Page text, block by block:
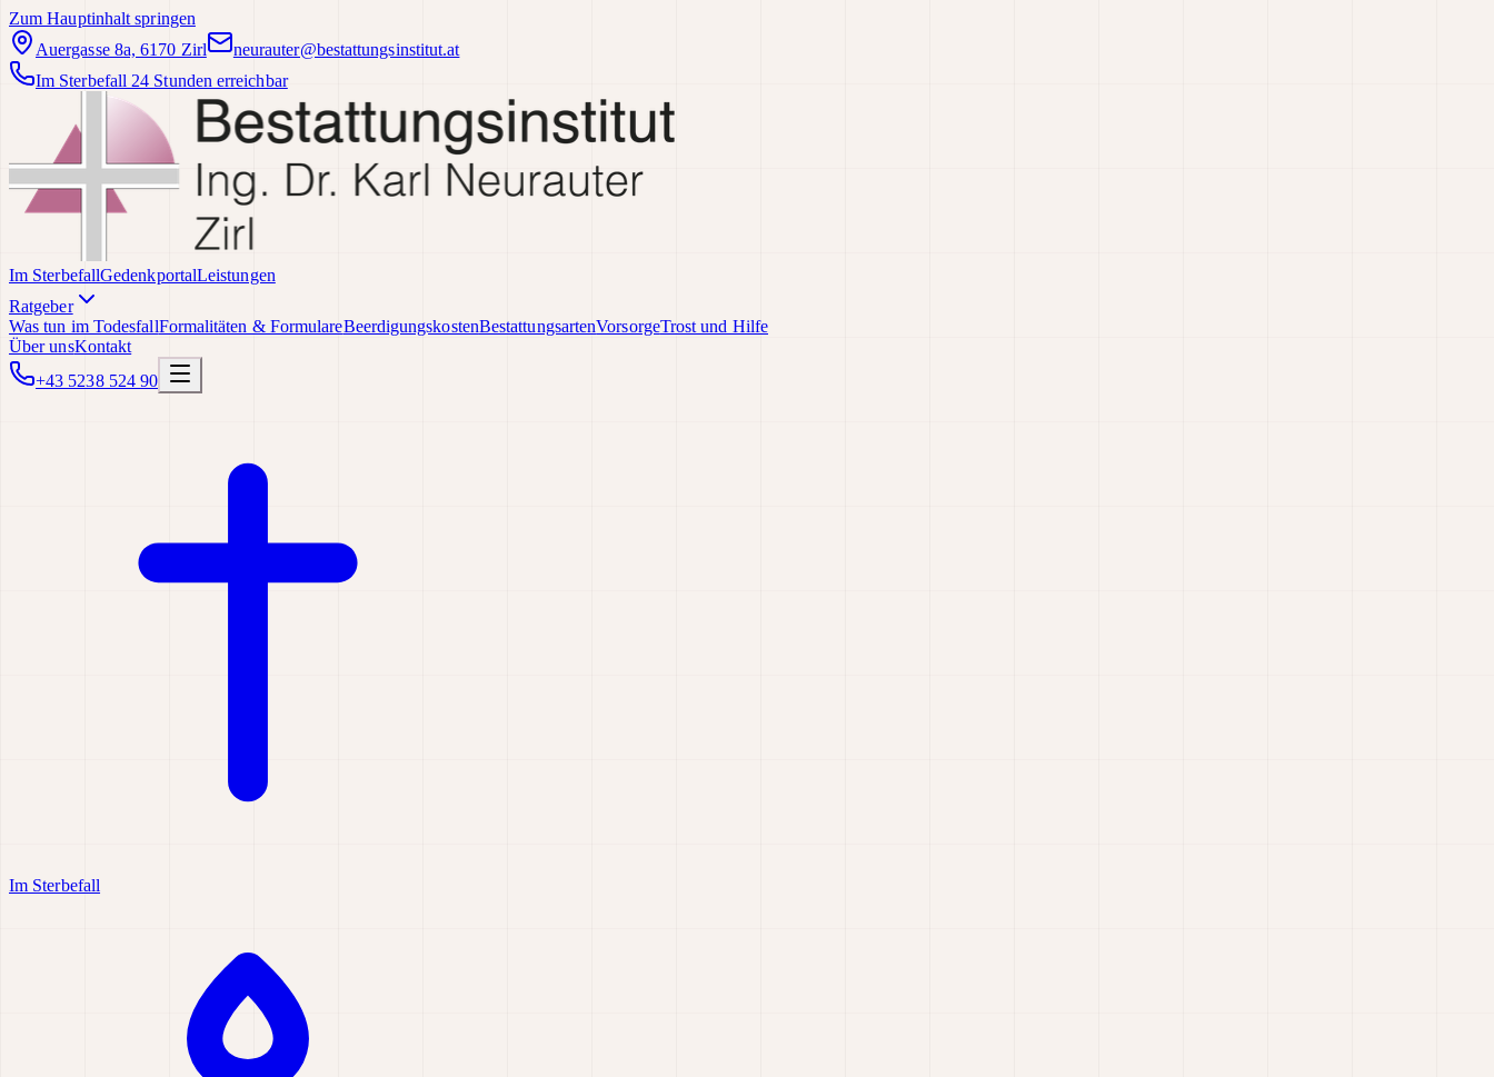
Zum Hauptinhalt springen
Auergasse 8a, 6170 Zirl
neurauter@bestattungsinstitut.at
Im Sterbefall 24 Stunden erreichbar
Im SterbefallGedenkportalLeistungen
Ratgeber
Was tun im TodesfallFormalitäten & FormulareBeerdigungskostenBestattungsartenVorsorgeTrost und Hilfe
Über unsKontakt
+43 5238 524 90
Im Sterbefall